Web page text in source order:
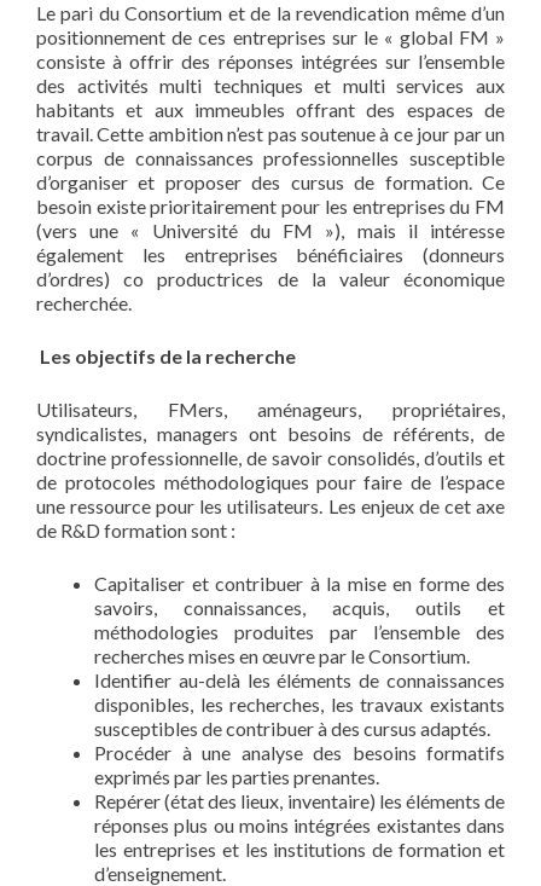
Le pari du Consortium et de la revendication même d’un
positionnement de ces entreprises sur le « global FM »
consiste à offrir des réponses intégrées sur l’ensemble
des activités multi techniques et multi services aux
habitants et aux immeubles offrant des espaces de
travail. Cette ambition n’est pas soutenue à ce jour par un
corpus de connaissances professionnelles susceptible
d’organiser et proposer des cursus de formation. Ce
besoin existe prioritairement pour les entreprises du FM
(vers une « Université du FM »), mais il intéresse
également les entreprises bénéficiaires (donneurs
d’ordres) co productrices de la valeur économique
recherchée.
Les objectifs de la recherche
Utilisateurs, FMers, aménageurs, propriétaires,
syndicalistes, managers ont besoins de référents, de
doctrine professionnelle, de savoir consolidés, d’outils et
de protocoles méthodologiques pour faire de l’espace
une ressource pour les utilisateurs. Les enjeux de cet axe
de R&D formation sont :
Capitaliser et contribuer à la mise en forme des
savoirs, connaissances, acquis, outils et
méthodologies produites par l’ensemble des
recherches mises en œuvre par le Consortium.
Identifier au-delà les éléments de connaissances
disponibles, les recherches, les travaux existants
susceptibles de contribuer à des cursus adaptés.
Procéder à une analyse des besoins formatifs
exprimés par les parties prenantes.
Repérer (état des lieux, inventaire) les éléments de
réponses plus ou moins intégrées existantes dans
les entreprises et les institutions de formation et
d’enseignement.